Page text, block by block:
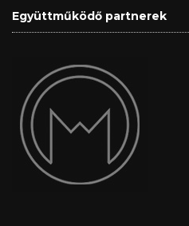
Együttműködő partnerek